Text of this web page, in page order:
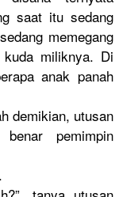
saat itu sedang
memegang
miliknya. Di
anak panah
demikian, utusan
pemimpin